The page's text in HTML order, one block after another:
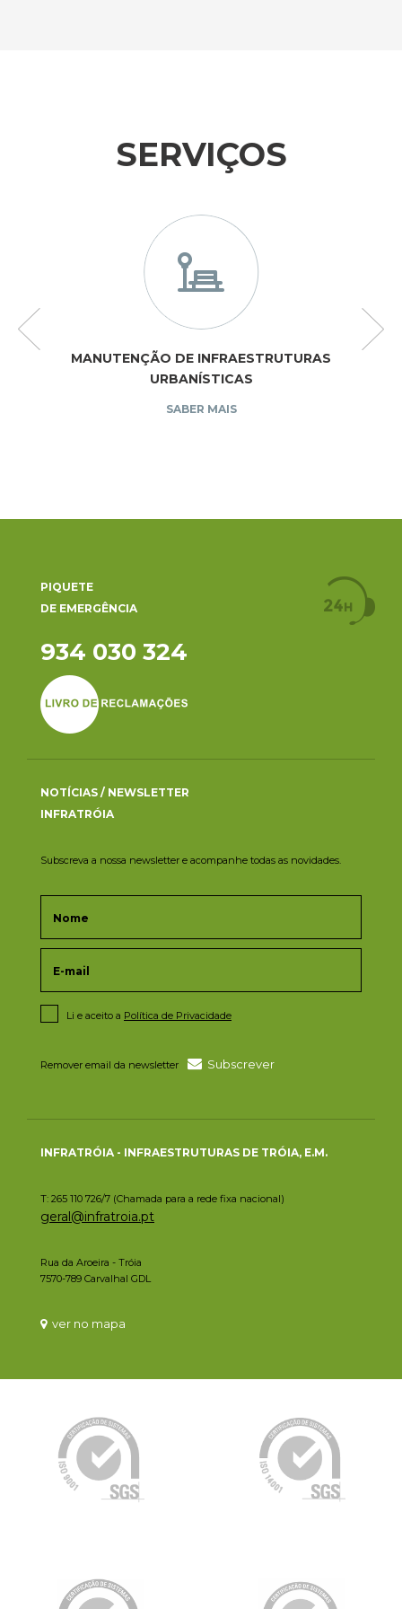
SERVIÇOS
MANUTENÇÃO DE INFRAESTRUTURAS
URBANÍSTICAS
SABER MAIS
PIQUETE
DE EMERGÊNCIA
934 030 324
NOTÍCIAS / NEWSLETTER
INFRATRÓIA
Subscreva a nossa newsletter e acompanhe todas as novidades.
Li e aceito a Política de Privacidade
Remover email da newsletter Subscrever
INFRATRÓIA - INFRAESTRUTURAS DE TRÓIA, E.M.
T: 265 110 726/7 (Chamada para a rede fixa nacional)
geral@infratroia.pt
Rua da Aroeira - Tróia
7570-789 Carvalhal GDL
ver no mapa